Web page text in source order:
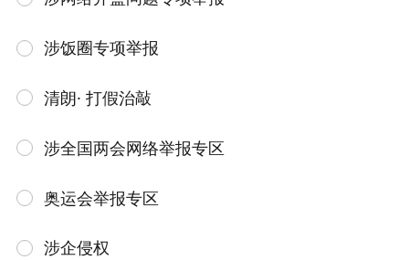
涉饭圈专项举报
清朗· 打假治敲
涉全国两会网络举报专区
奥运会举报专区
涉企侵权